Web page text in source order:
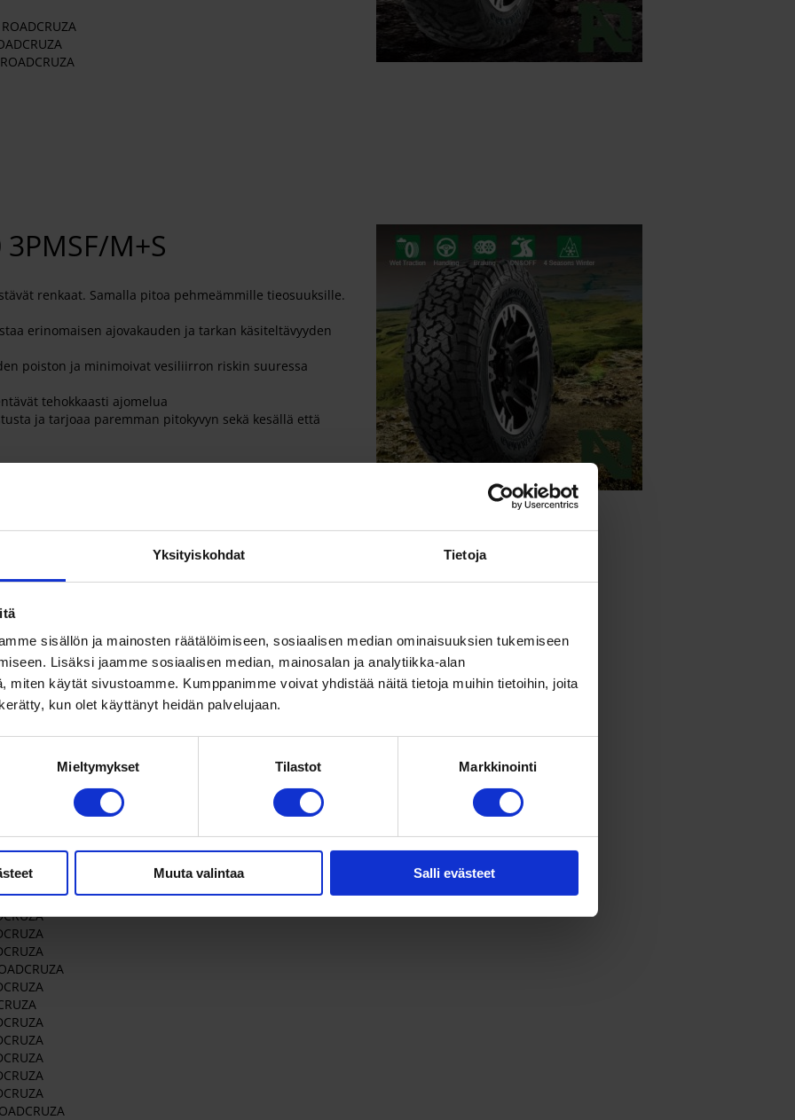
Yksityiskohdat Tietoja
sisällön ja mainosten räätälöimiseen, sosiaalisen median ominaisuuksien tukemiseen
Lisäksi jaamme sosiaalisen median, mainosalan ja analytiikka-alan
miten käytät sivustoamme. Kumppanimme voivat yhdistää näitä tietoja muihin tietoihin, joita
kun olet käyttänyt heidän palvelujaan.
Mieltymykset Tilastot Markkinointi
Muuta valintaa Salli evästeet
M+S
renkaat. Samalla pitoa pehmeämmille tieosuuksille.
erinomaisen ajovakauden ja tarkan käsiteltävyyden
poiston ja minimoivat vesiliirron riskin suuressa
tehokkaasti ajomelua
ja tarjoaa paremman pitokyvyn sekä kesällä että